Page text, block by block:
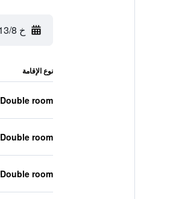
خ 13/8
نوع الإقامة
Double room، نوع السرير غير معروف
Double room، نوع السرير غير معروف
Double room، نوع السرير غير معروف